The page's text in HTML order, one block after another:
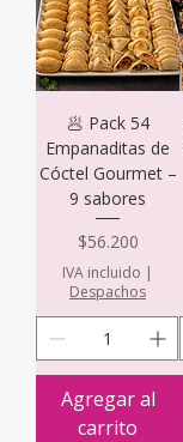
🥟 Pack 54
Empanaditas de
Cóctel Gourmet –
9 sabores
Precio
$56.200
IVA incluido |
Despachos
Agregar al
carrito